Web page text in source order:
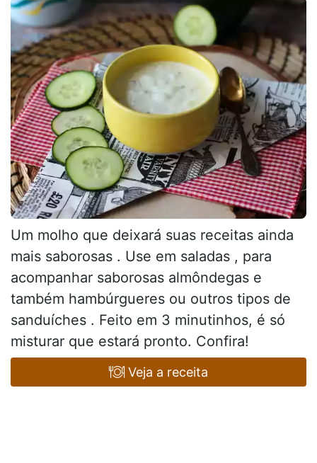
Um molho que deixará suas receitas ainda
mais saborosas . Use em saladas , para
acompanhar saborosas almôndegas e
também hambúrgueres ou outros tipos de
sanduíches . Feito em 3 minutinhos, é só
misturar que estará pronto. Confira!
Veja a receita